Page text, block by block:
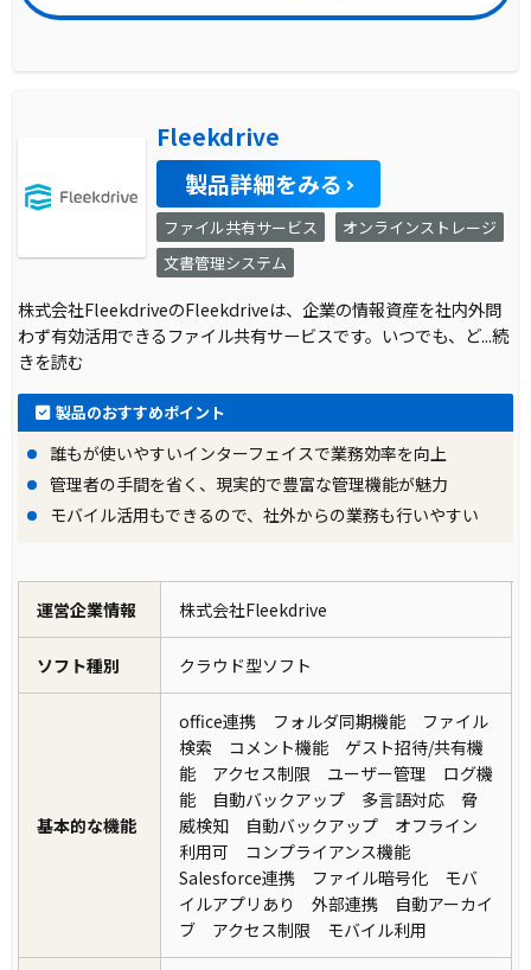
Fleekdrive
製品詳細をみる
ファイル共有サービス
オンラインストレージ
文書管理システム
株式会社FleekdriveのFleekdriveは、企業の情報資産を社内外問
わず有効活用できるファイル共有サービスです。いつでも、ど...続
きを読む
製品のおすすめポイント
誰もが使いやすいインターフェイスで業務効率を向上
管理者の手間を省く、現実的で豊富な管理機能が魅力
モバイル活用もできるので、社外からの業務も行いやすい
運営企業情報 株式会社Fleekdrive
ソフト種別 クラウド型ソフト
基本的な機能
office連携 フォルダ同期機能 ファイル
検索 コメント機能 ゲスト招待/共有機
能 アクセス制限 ユーザー管理 ログ機
能 自動バックアップ 多言語対応 脅
威検知 自動バックアップ オフライン
利用可 コンプライアンス機能
Salesforce連携 ファイル暗号化 モバ
イルアプリあり 外部連携 自動アーカイ
ブ アクセス制限 モバイル利用